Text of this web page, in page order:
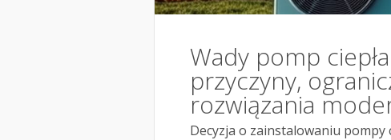
Wady pomp
przyczyny,
rozwiązania
Decyzja o zainstalowaniu pompy